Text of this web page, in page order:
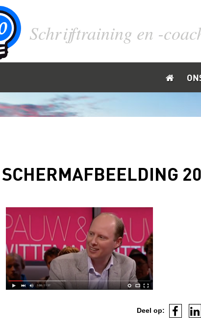
Schrijftraining en -
SCHERMAFBEELDING
Deel op: